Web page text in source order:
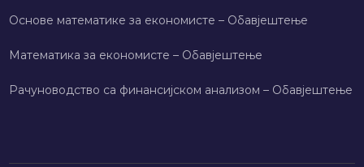
Основе математике за економисте – Обавјештење
Математика за економисте – Обавјештење
Рачуноводство са финансијском анализом – Обавјештење